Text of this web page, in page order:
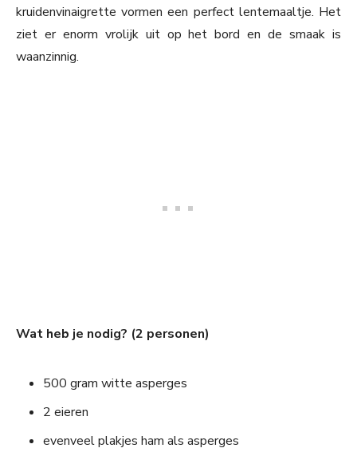
kruidenvinaigrette vormen een perfect lentemaaltje. Het
ziet er enorm vrolijk uit op het bord en de smaak is
waanzinnig.
Wat heb je nodig? (2 personen)
500 gram witte asperges
2 eieren
evenveel plakjes ham als asperges